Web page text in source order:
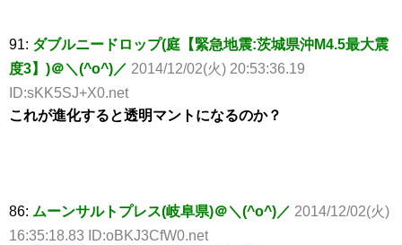
91: ダブルニードロップ(庭【緊急地震:茨城県沖M4.5最大震
度3】)＠＼(^o^)／ 2014/12/02(火) 20:53:36.19
ID:sKK5SJ+X0.net
これが進化すると透明マントになるのか？
86: ムーンサルトプレス(岐阜県)＠＼(^o^)／ 2014/12/02(火)
16:35:18.83 ID:oBKJ3CfW0.net